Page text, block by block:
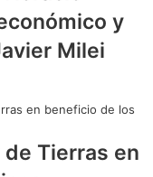
y
Milei
Tierras en